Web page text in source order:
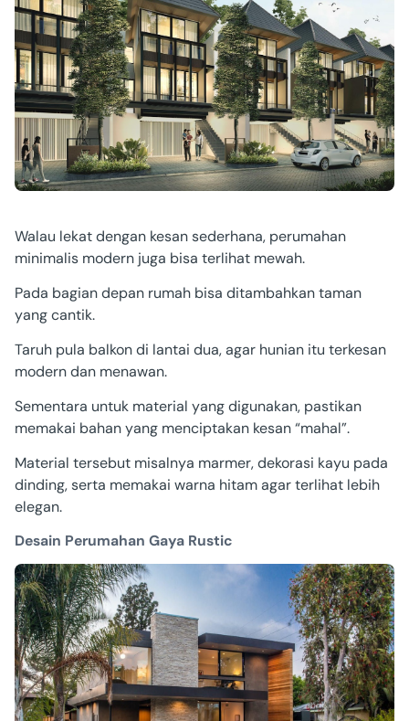
Walau lekat dengan kesan sederhana, perumahan
minimalis modern juga bisa terlihat mewah.
Pada bagian depan rumah bisa ditambahkan taman
yang cantik.
Taruh pula balkon di lantai dua, agar hunian itu terkesan
modern dan menawan.
Sementara untuk material yang digunakan, pastikan
memakai bahan yang menciptakan kesan “mahal”.
Material tersebut misalnya marmer, dekorasi kayu pada
dinding, serta memakai warna hitam agar terlihat lebih
elegan.
Desain Perumahan Gaya Rustic